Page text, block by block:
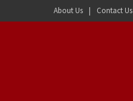
About Us Contact Us